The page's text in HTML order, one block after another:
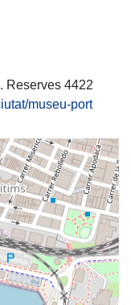
Reserves 4422
museu-port